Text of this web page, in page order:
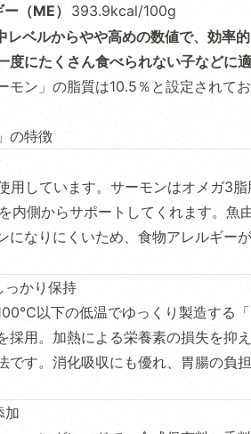
（ME）
393.9kcal/100g
ベルからやや高めの数値で、効率
にたくさん食べられない子などに適
ン」の脂質は10.5％と設定されて
の特徴
しています。サーモンはオメガ3脂
内側からサポートしてくれます。魚
になりにくいため、食物アレルギー
かり保持
以下の低温でゆっくり製造する
採用。加熱による栄養素の損失を抑
です。消化吸収にも優れ、胃腸の負
加